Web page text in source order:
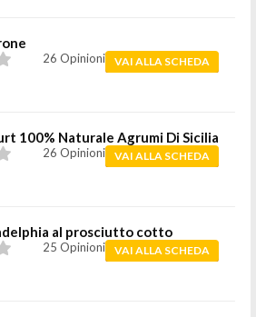
26 Opinioni VAI ALLA SCHEDA
100% Naturale Agrumi Di Sicilia
26 Opinioni VAI ALLA SCHEDA
al prosciutto cotto
25 Opinioni VAI ALLA SCHEDA